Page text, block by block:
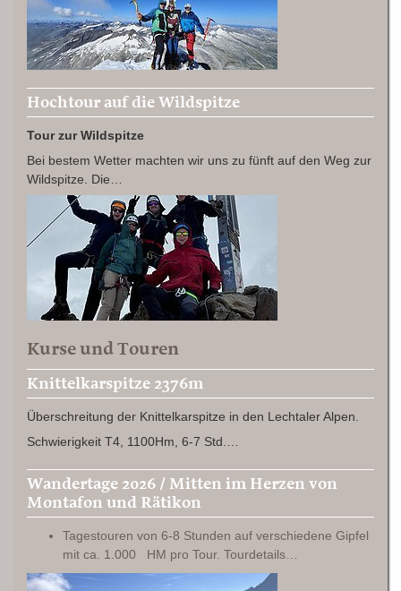
Hochtour auf die Wildspitze
Tour zur Wildspitze
Bei bestem Wetter machten wir uns zu fünft auf den Weg zur
Wildspitze. Die…
Kurse und Touren
Knittelkarspitze 2376m
Überschreitung der Knittelkarspitze in den Lechtaler Alpen.
Schwierigkeit T4, 1100Hm, 6-7 Std.…
Wandertage 2026 / Mitten im Herzen von
Montafon und Rätikon
Tagestouren von 6-8 Stunden auf verschiedene Gipfel
mit ca. 1.000 HM pro Tour. Tourdetails…